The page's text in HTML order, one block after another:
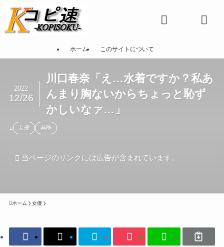
ホーム このサイトについて
川口春奈「え…水着ですか？私あ
んまり胸ないからちょっと恥ず
かしいなァ…」
2022
12/26
女優 芸能
当ページのリンクには広告が含まれています。
ホーム 女優